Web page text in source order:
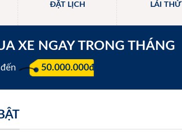
ĐẶT LỊCH LÁI THỬ
XE NGAY TRONG THÁNG
50.000.000đ